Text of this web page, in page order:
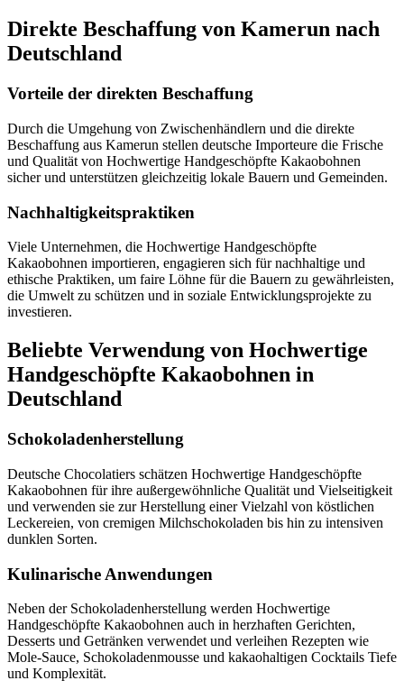
Direkte Beschaffung von Kamerun nach
Deutschland
Vorteile der direkten Beschaffung
Durch die Umgehung von Zwischenhändlern und die direkte
Beschaffung aus Kamerun stellen deutsche Importeure die Frische
und Qualität von Hochwertige Handgeschöpfte Kakaobohnen
sicher und unterstützen gleichzeitig lokale Bauern und Gemeinden.
Nachhaltigkeitspraktiken
Viele Unternehmen, die Hochwertige Handgeschöpfte
Kakaobohnen importieren, engagieren sich für nachhaltige und
ethische Praktiken, um faire Löhne für die Bauern zu gewährleisten,
die Umwelt zu schützen und in soziale Entwicklungsprojekte zu
investieren.
Beliebte Verwendung von Hochwertige
Handgeschöpfte Kakaobohnen in
Deutschland
Schokoladenherstellung
Deutsche Chocolatiers schätzen Hochwertige Handgeschöpfte
Kakaobohnen für ihre außergewöhnliche Qualität und Vielseitigkeit
und verwenden sie zur Herstellung einer Vielzahl von köstlichen
Leckereien, von cremigen Milchschokoladen bis hin zu intensiven
dunklen Sorten.
Kulinarische Anwendungen
Neben der Schokoladenherstellung werden Hochwertige
Handgeschöpfte Kakaobohnen auch in herzhaften Gerichten,
Desserts und Getränken verwendet und verleihen Rezepten wie
Mole-Sauce, Schokoladenmousse und kakaohaltigen Cocktails Tiefe
und Komplexität.